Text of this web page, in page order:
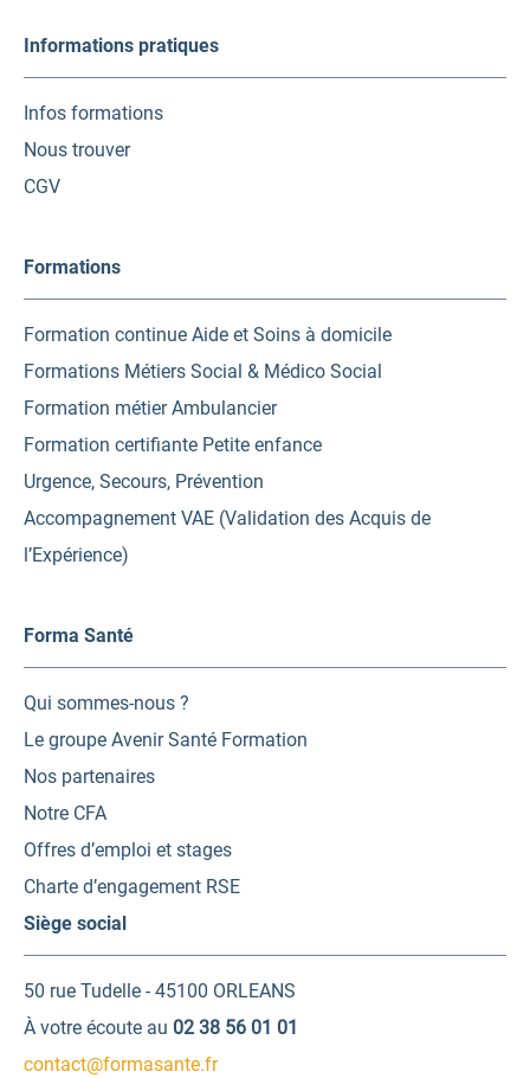
Informations pratiques
Infos formations
Nous trouver
CGV
Formations
Formation continue Aide et Soins à domicile
Formations Métiers Social & Médico Social
Formation métier Ambulancier
Formation certifiante Petite enfance
Urgence, Secours, Prévention
Accompagnement VAE (Validation des Acquis de
l’Expérience)
Forma Santé
Qui sommes-nous ?
Le groupe Avenir Santé Formation
Nos partenaires
Notre CFA
Offres d’emploi et stages
Charte d’engagement RSE
Siège social
50 rue Tudelle - 45100 ORLEANS
À votre écoute au 02 38 56 01 01
contact@formasante.fr